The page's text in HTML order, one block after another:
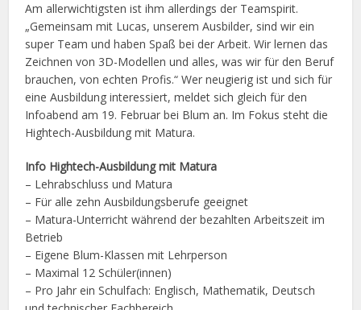
Am allerwichtigsten ist ihm allerdings der Teamspirit.
„Gemeinsam mit Lucas, unserem Ausbilder, sind wir ein
super Team und haben Spaß bei der Arbeit. Wir lernen das
Zeichnen von 3D-Modellen und alles, was wir für den Beruf
brauchen, von echten Profis.“ Wer neugierig ist und sich für
eine Ausbildung interessiert, meldet sich gleich für den
Infoabend am 19. Februar bei Blum an. Im Fokus steht die
Hightech-Ausbildung mit Matura.
Info Hightech-Ausbildung mit Matura
– Lehrabschluss und Matura
– Für alle zehn Ausbildungsberufe geeignet
– Matura-Unterricht während der bezahlten Arbeitszeit im
Betrieb
– Eigene Blum-Klassen mit Lehrperson
– Maximal 12 Schüler(innen)
– Pro Jahr ein Schulfach: Englisch, Mathematik, Deutsch